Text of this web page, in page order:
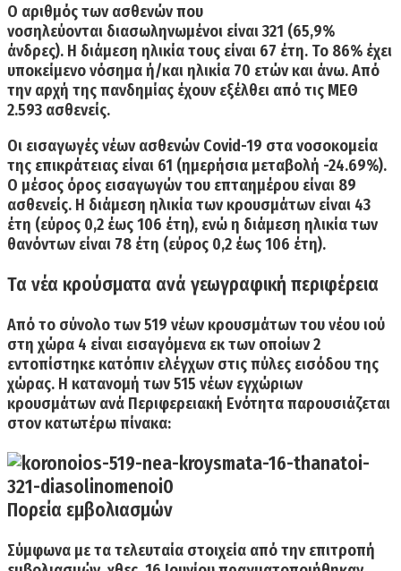
Ο αριθμός των ασθενών που
νοσηλεύονται διασωληνωμένοι είναι 321 (65,9%
άνδρες). Η διάμεση ηλικία τους είναι 67 έτη. Το 86% έχει
υποκείμενο νόσημα ή/και ηλικία 70 ετών και άνω. Από
την αρχή της πανδημίας έχουν εξέλθει από τις ΜΕΘ
2.593 ασθενείς.
Οι εισαγωγές νέων ασθενών Covid-19 στα νοσοκομεία
της επικράτειας είναι 61 (ημερήσια μεταβολή -24.69%).
Ο μέσος όρος εισαγωγώντου επταημέρου είναι 89
ασθενείς. Η διάμεση ηλικία των κρουσμάτων είναι 43
έτη (εύρος 0,2 έως 106 έτη), ενώ η διάμεση ηλικία των
θανόντων είναι 78 έτη (εύρος 0,2 έως 106 έτη).
Τα νέα κρούσματα ανά γεωγραφική περιφέρεια
Από το σύνολο των 519 νέων κρουσμάτων του νέου ιού
στη χώρα 4 είναι εισαγόμενα εκ των οποίων 2
εντοπίστηκε κατόπιν ελέγχων στις πύλες εισόδου της
χώρας. Η κατανομή των 515 νέων εγχώριων
κρουσμάτων ανά Περιφερειακή Ενότητα παρουσιάζεται
στον κατωτέρω πίνακα:
Πορεία εμβολιασμών
Σύμφωνα με τα τελευταία στοιχεία από την επιτροπή